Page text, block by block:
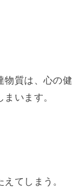
物質は、心の健
います。
てしまう。